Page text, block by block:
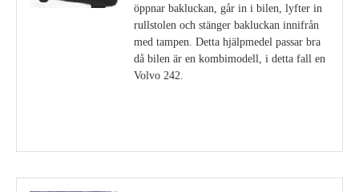
öppnar bakluckan, går in i bilen, lyfter in
rullstolen och stänger bakluckan innifrån
med tampen. Detta hjälpmedel passar bra
då bilen är en kombimodell, i detta fall en
Volvo 242.